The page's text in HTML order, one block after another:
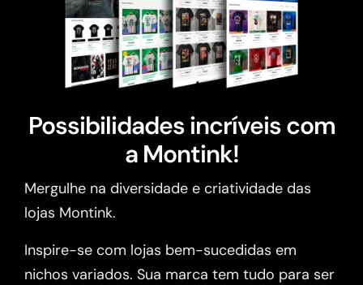
Possibilidades incríveis com
a Montink!
Mergulhe na diversidade e criatividade das
lojas Montink.
Inspire-se com lojas bem-sucedidas em
nichos variados. Sua marca tem tudo para ser